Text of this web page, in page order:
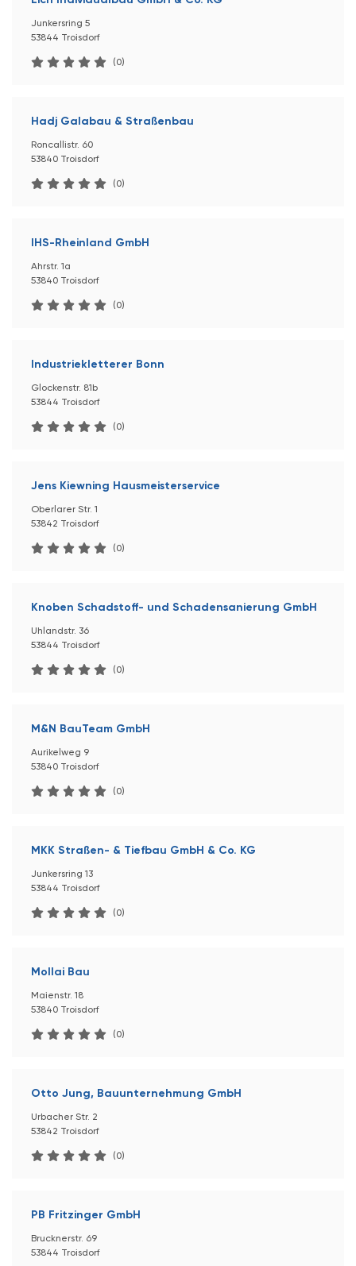
Junkersring 5
53844 Troisdorf
(0)
Hadj Galabau & Straßenbau
Roncallistr. 60
53840 Troisdorf
(0)
IHS-Rheinland GmbH
Ahrstr. 1a
53840 Troisdorf
(0)
Industriekletterer Bonn
Glockenstr. 81b
53844 Troisdorf
(0)
Jens Kiewning Hausmeisterservice
Oberlarer Str. 1
53842 Troisdorf
(0)
Knoben Schadstoff- und Schadensanierung GmbH
Uhlandstr. 36
53844 Troisdorf
(0)
M&N BauTeam GmbH
Aurikelweg 9
53840 Troisdorf
(0)
MKK Straßen- & Tiefbau GmbH & Co. KG
Junkersring 13
53844 Troisdorf
(0)
Mollai Bau
Maienstr. 18
53840 Troisdorf
(0)
Otto Jung, Bauunternehmung GmbH
Urbacher Str. 2
53842 Troisdorf
(0)
PB Fritzinger GmbH
Brucknerstr. 69
53844 Troisdorf